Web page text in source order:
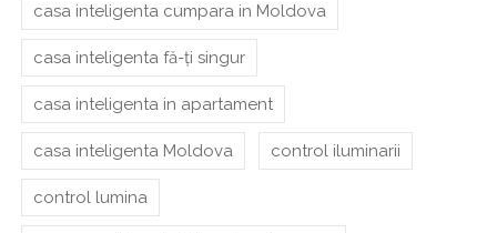
casa inteligenta cumpara in Moldova
casa inteligenta fă-ți singur
casa inteligenta in apartament
casa inteligenta Moldova control iluminarii
control lumina